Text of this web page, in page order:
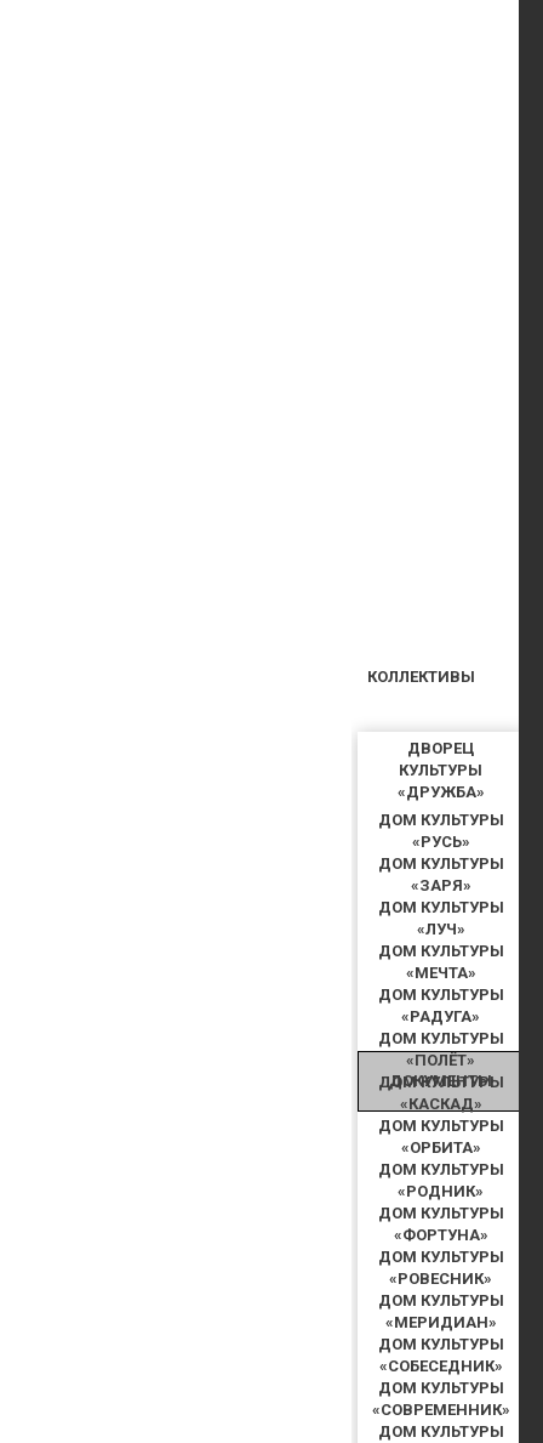
ДВОРЕЦ
КУЛЬТУРЫ
«ДРУЖБА»
ДОМ КУЛЬТУРЫ
«РУСЬ»
ДОМ КУЛЬТУРЫ
«ЗАРЯ»
ДОМ КУЛЬТУРЫ
«ЛУЧ»
ДОМ КУЛЬТУРЫ
«МЕЧТА»
ДОМ КУЛЬТУРЫ
«РАДУГА»
ДОМ КУЛЬТУРЫ
«ПОЛЁТ»
ДОМ КУЛЬТУРЫ
«КАСКАД»
ДОМ КУЛЬТУРЫ
«ОРБИТА»
ДОМ КУЛЬТУРЫ
«РОДНИК»
ДОМ КУЛЬТУРЫ
«ФОРТУНА»
ДОМ КУЛЬТУРЫ
«РОВЕСНИК»
ДОМ КУЛЬТУРЫ
«МЕРИДИАН»
ДОМ КУЛЬТУРЫ
«СОБЕСЕДНИК»
ДОМ КУЛЬТУРЫ
«СОВРЕМЕННИК»
ДОМ КУЛЬТУРЫ
КОЛЛЕКТИВЫ
ДОКУМЕНТЫ